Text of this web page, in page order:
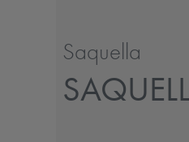
Saquella